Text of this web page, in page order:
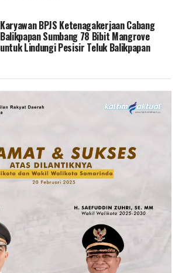
Karyawan BPJS Ketenagakerjaan Cabang
Balikpapan Sumbang 78 Bibit Mangrove
untuk Lindungi Pesisir Teluk Balikpapan